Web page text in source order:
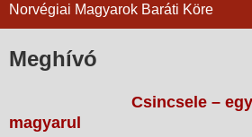
Norvégiai Magyarok Baráti Köre
Meghívó
Csincsele –
magyarul